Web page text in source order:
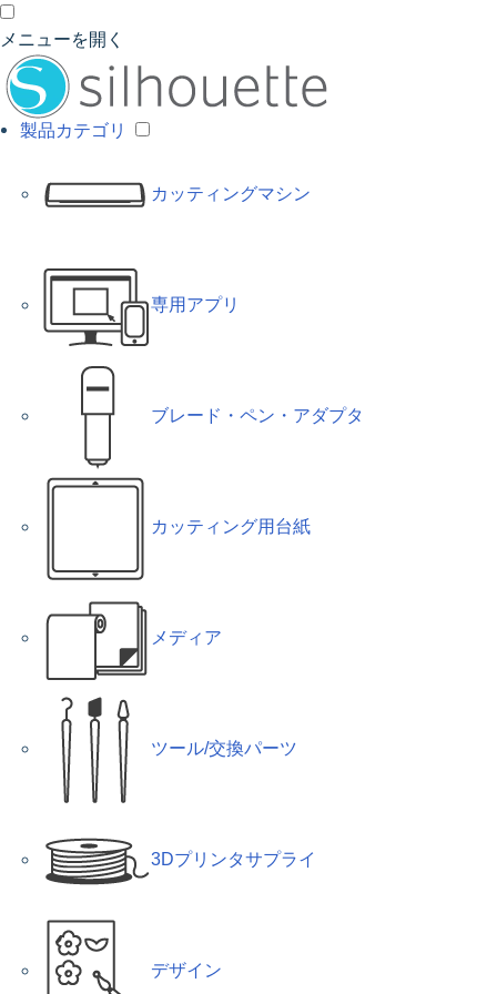
メニューを開く
製品カテゴリ
カッティングマシン
専用アプリ
ブレード・ペン・アダプタ
カッティング用台紙
メディア
ツール/交換パーツ
3Dプリンタサプライ
デザイン